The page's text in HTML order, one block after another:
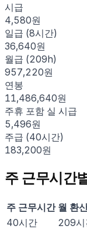
시급
4,580원
일급 (8시간)
36,640원
월급 (209h)
957,220원
연봉
11,486,640원
주휴 포함 실 시급
5,496원
주급 (40시간)
183,200원
주 근무시간
주 근무시간 월 환
40시간 209